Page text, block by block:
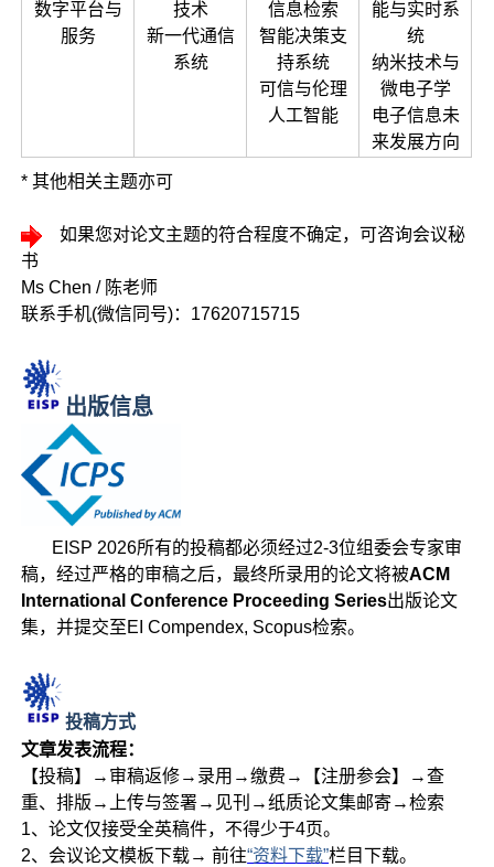
数字平台与
服务
技术
新一代通信
系统
信息检索
智能决策支
持系统
可信与伦理
人工智能
能与实时系
统
纳米技术与
微电子学
电子信息未
来发展方向
* 其他相关主题亦可
如果您对论文主题的符合程度不确定，可咨询会议秘
书
Ms Chen / 陈老师
联系手机(微信同号)：17620715715
出版信息
EISP 2026所有的投稿都必须经过2-3位组委会专家审
稿，经过严格的审稿之后，最终所录用的论文将被ACM
International Conference Proceeding Series出版论文
集，并提交至EI Compendex, Scopus检索。
投稿方式
文章发表流程：
【投稿】→审稿返修→录用→缴费→【注册参会】→查
重、排版→上传与签署→见刊→纸质论文集邮寄→检索
1、论文仅接受全英稿件，不得少于4页。
2、会议论文模板下载→ 前往“资料下载”栏目下载。